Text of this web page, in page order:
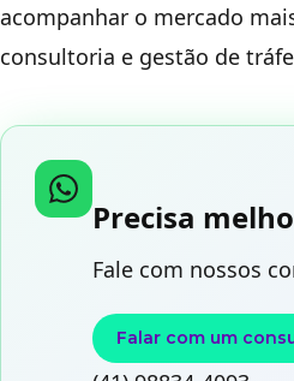
acompanhar o mercado
consultoria e gestão de
Precisa
Fale com nossos
Falar com um